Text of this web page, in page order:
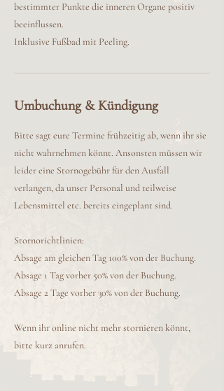
bestimmter Punkte die inneren Organe positiv
beeinflussen.
Inklusive Fußbad mit Peeling.
Umbuchung & Kündigung
Bitte sagt eure Termine frühzeitig ab, wenn ihr sie
nicht wahrnehmen könnt. Ansonsten müssen wir
leider eine Stornogebühr für den Ausfall
verlangen, da unser Personal und teilweise
Lebensmittel etc. bereits eingeplant sind.
Stornorichtlinien:
Absage am gleichen Tag 100% von der Buchung.
Absage 1 Tag vorher 50% von der Buchung.
Absage 2 Tage vorher 30% von der Buchung.
Wenn ihr online nicht mehr stornieren könnt,
bitte kurz anrufen.